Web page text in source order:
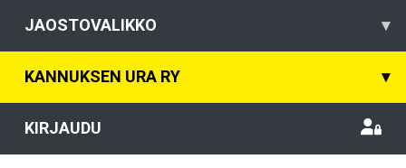
JAOSTOVALIKKO ▾
KANNUKSEN URA RY ▾
KIRJAUDU